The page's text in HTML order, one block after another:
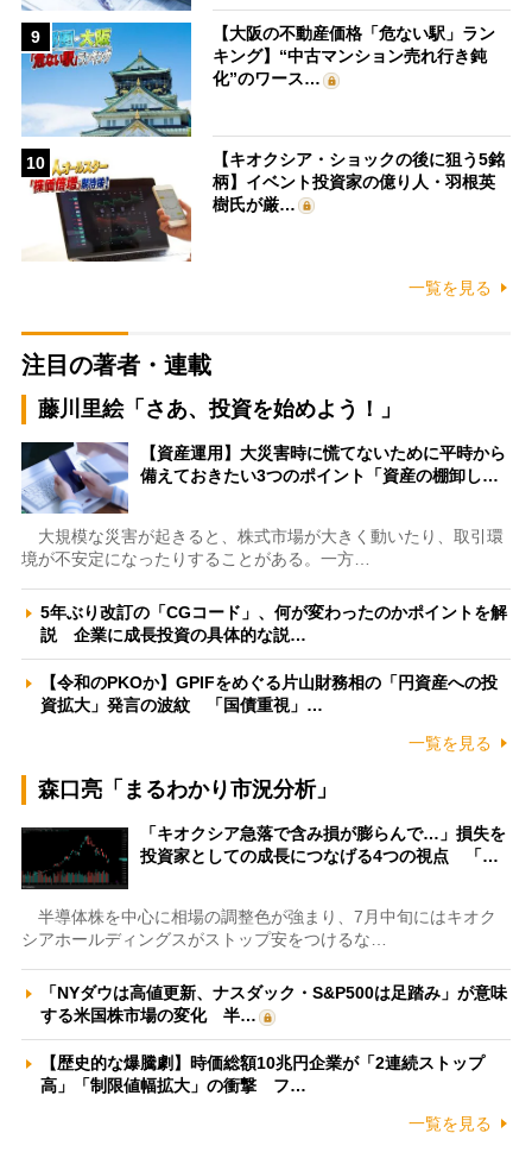
9
【大阪の不動産価格「危ない駅」ラン
キング】“中古マンション売れ行き鈍
化”のワース…
10
【キオクシア・ショックの後に狙う5銘
柄】イベント投資家の億り人・羽根英
樹氏が厳…
一覧を見る
注目の著者・連載
藤川里絵「さあ、投資を始めよう！」
【資産運用】大災害時に慌てないために平時から
備えておきたい3つのポイント「資産の棚卸し…
大規模な災害が起きると、株式市場が大きく動いたり、取引環
境が不安定になったりすることがある。一方…
5年ぶり改訂の「CGコード」、何が変わったのかポイントを解
説 企業に成長投資の具体的な説…
【令和のPKOか】GPIFをめぐる片山財務相の「円資産への投
資拡大」発言の波紋 「国債重視」…
一覧を見る
森口亮「まるわかり市況分析」
「キオクシア急落で含み損が膨らんで…」損失を
投資家としての成長につなげる4つの視点 「…
半導体株を中心に相場の調整色が強まり、7月中旬にはキオク
シアホールディングスがストップ安をつけるな…
「NYダウは高値更新、ナスダック・S&P500は足踏み」が意味
する米国株市場の変化 半…
【歴史的な爆騰劇】時価総額10兆円企業が「2連続ストップ
高」「制限値幅拡大」の衝撃 フ…
一覧を見る